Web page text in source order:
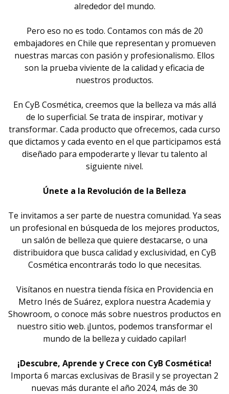
alrededor del mundo.
Pero eso no es todo. Contamos con más de 20
embajadores en Chile que representan y promueven
nuestras marcas con pasión y profesionalismo. Ellos
son la prueba viviente de la calidad y eficacia de
nuestros productos.
En CyB Cosmética, creemos que la belleza va más allá
de lo superficial. Se trata de inspirar, motivar y
transformar. Cada producto que ofrecemos, cada curso
que dictamos y cada evento en el que participamos está
diseñado para empoderarte y llevar tu talento al
siguiente nivel.
Únete a la Revolución de la Belleza
Te invitamos a ser parte de nuestra comunidad. Ya seas
un profesional en búsqueda de los mejores productos,
un salón de belleza que quiere destacarse, o una
distribuidora que busca calidad y exclusividad, en CyB
Cosmética encontrarás todo lo que necesitas.
Visítanos en nuestra tienda física en Providencia en
Metro Inés de Suárez, explora nuestra Academia y
Showroom, o conoce más sobre nuestros productos en
nuestro sitio web. ¡Juntos, podemos transformar el
mundo de la belleza y cuidado capilar!
¡Descubre, Aprende y Crece con CyB Cosmética!
Importa 6 marcas exclusivas de Brasil y se proyectan 2
nuevas más durante el año 2024, más de 30